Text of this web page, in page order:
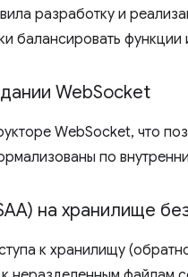
разработку и
балансировать функции
WebSocket
WebSocket, что
по
на хранилище
к хранилищу